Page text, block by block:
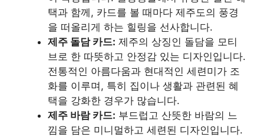
택과 함께, 카드를 볼 때마다 제주도의 풍경
을 떠올리게 하는 힐링을 선사합니다.
제주 돌담 카드: 제주의 상징인 돌담을 모티
브로 한 따뜻하고 안정감 있는 디자인입니다.
전통적인 아름다움과 현대적인 세련미가 조
화를 이루며, 특히 집이나 생활과 관련된 혜
택을 강화한 경우가 많습니다.
제주 바람 카드: 부드럽고 산뜻한 바람의 느
낌을 담은 미니멀하고 세련된 디자인입니다.